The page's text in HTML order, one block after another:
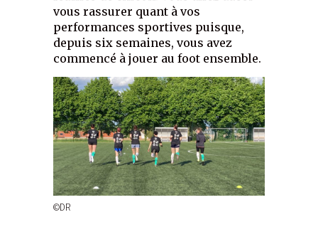
vous rassurer quant à vos
performances sportives puisque,
depuis six semaines, vous avez
commencé à jouer au foot ensemble.
©DR